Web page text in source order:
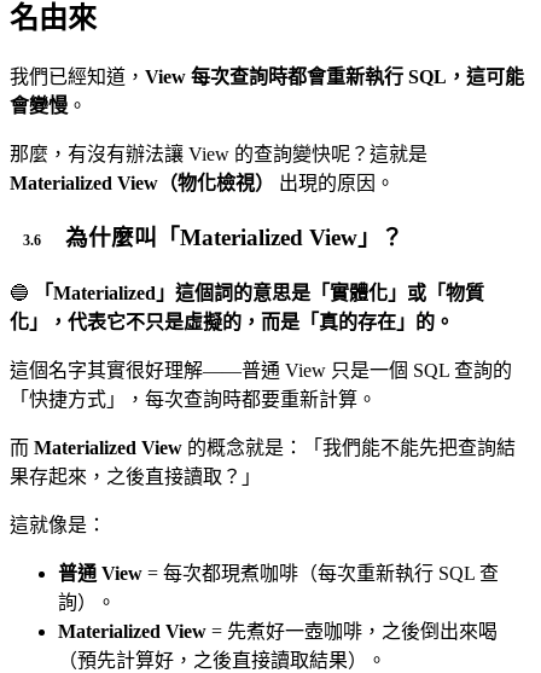
名由來
我們已經知道， View 每次查詢時都會重新執行 SQL，這可能
會變慢 。
那麼，有沒有辦法讓 View 的查詢變快呢？這就是
Materialized View（物化檢視）
出現的原因。
為什麼叫「Materialized View」？
🔵
「Materialized」這個詞的意思是「實體化」或「物質
化」，代表它不只是虛擬的，而是「真的存在」的。
這個名字其實很好理解——普通 View 只是一個 SQL 查詢的
「快捷方式」，每次查詢時都要重新計算。
而 Materialized View 的概念就是：「我們能不能先把查詢結
果存起來，之後直接讀取？」
這就像是：
普通 View = 每次都現煮咖啡（每次重新執行 SQL 查
詢）。
Materialized View = 先煮好一壺咖啡，之後倒出來喝
（預先計算好，之後直接讀取結果）。